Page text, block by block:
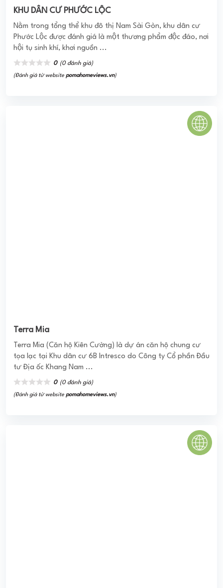
KHU DÂN CƯ PHƯỚC LỘC
Nằm trong tổng thể khu đô thị Nam Sài Gòn, khu dân cư
Phước Lộc được đánh giá là một thương phẩm độc đáo, nơi
hội tụ sinh khí, khơi nguồn ...
0 (0 đánh giá)
(Đánh giá từ website pomahomeviews.vn)
Terra Mia
Terra Mia (Căn hộ Kiên Cường) là dự án căn hộ chung cư
tọa lạc tại Khu dân cư 6B Intresco do Công ty Cổ phần Đầu
tư Địa ốc Khang Nam ...
0 (0 đánh giá)
(Đánh giá từ website pomahomeviews.vn)